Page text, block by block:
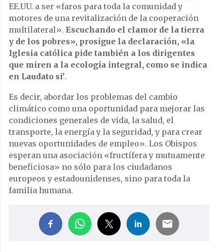
EE.UU. a ser «faros para toda la comunidad y
motores de una revitalización de la cooperación
multilateral». Escuchando el clamor de la tierra
y de los pobres», prosigue la declaración, «la
Iglesia católica pide también a los dirigentes
que miren a la ecología integral, como se indica
en Laudato si’.
Es decir, abordar los problemas del cambio
climático como una oportunidad para mejorar las
condiciones generales de vida, la salud, el
transporte, la energía y la seguridad, y para crear
nuevas oportunidades de empleo». Los Obispos
esperan una asociación «fructífera y mutuamente
beneficiosa» no sólo para los ciudadanos
europeos y estadounidenses, sino para toda la
familia humana.